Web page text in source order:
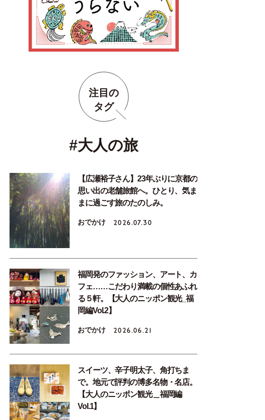
注目の
タグ
#大人の旅
【広瀬裕子さん】23年ぶりに京都の
思い出の老舗旅館へ。ひとり、気ま
まに過ごす旅のたのしみ。
おでかけ 2026.07.30
福岡発のファッション、アート、カ
フェ……こだわり満載の個性あふれ
る５軒。【大人のニッポン観光_福
岡編Vol.2】
おでかけ 2026.06.21
スイーツ、辛子明太子、角打ちま
で。地元で評判の博多名物・名店。
【大人のニッポン観光＿福岡編
Vol.1】